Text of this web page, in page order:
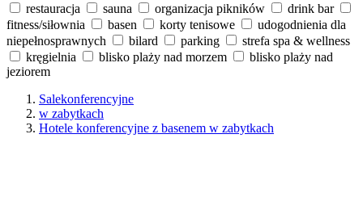
restauracja
sauna organizacja pikników
drink bar
fitness/siłownia
basen korty tenisowe
udogodnienia dla
niepełnosprawnych
bilard parking
strefa spa & wellness
kręgielnia
blisko plaży nad morzem
blisko plaży nad
jeziorem
Salekonferencyjne
w zabytkach
Hotele konferencyjne z basenem w zabytkach